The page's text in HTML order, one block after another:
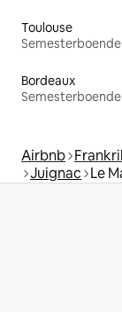
Toulouse
Bordeaux
Airbnb
Juignac Le